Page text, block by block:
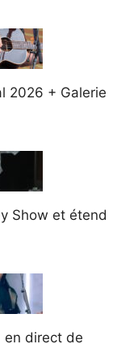
2026 + Galerie
Show et étend
en direct de